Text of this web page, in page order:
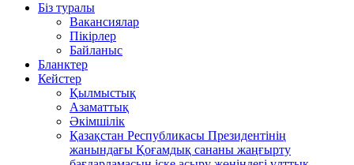
Біз туралы
Вакансиялар
Пікірлер
Байланыс
Бланктер
Кейстер
Қылмыстық
Азаматтық
Әкімшілік
Қазақстан Республикасы Президентінің
жанындағы Қоғамдық сананы жаңғырту